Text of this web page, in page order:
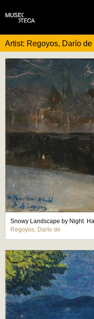
Artist: Regoyos, Darío de
Snowy Landscape by Night.
Regoyos, Darío de